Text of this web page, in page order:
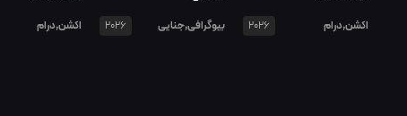
اکشن,درام 2026 بیوگرافی,جنایی 2026 اکشن,درام